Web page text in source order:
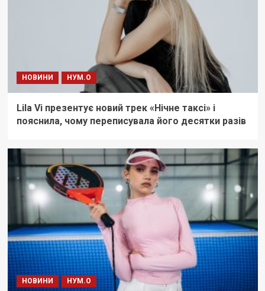
НОВИНИ НУМ.О
Lila Vi презентує новий трек «Нічне таксі» і
пояснила, чому переписувала його десятки разів
НОВИНИ НУМ.О